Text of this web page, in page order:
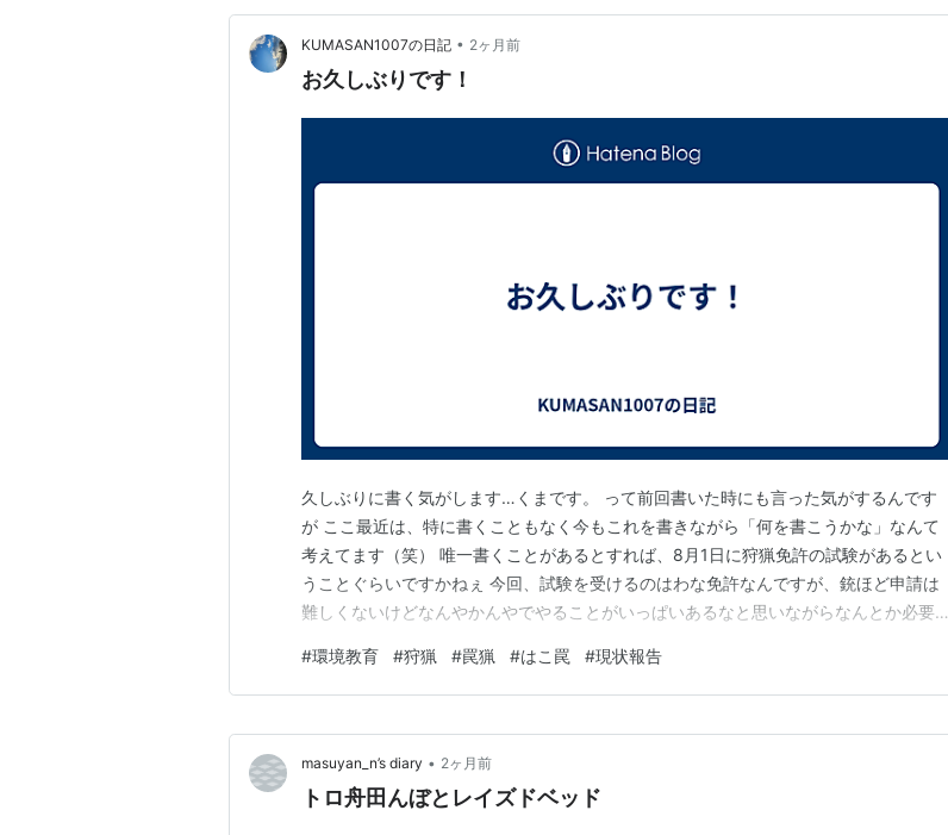
KUMASAN1007の日記 • 2ヶ月前
お久しぶりです！
久しぶりに書く気がします…くまです。 って前回書いた時にも言った気がするんです
が ここ最近は、特に書くこともなく今もこれを書きながら「何を書こうかな」なんて
考えてます（笑） 唯一書くことがあるとすれば、8月1日に狩猟免許の試験があるとい
うことぐらいですかねぇ 今回、試験を受けるのはわな免許なんですが、銃ほど申請は
難しくないけどなんやかんやでやることがいっぱいあるなと思いながらなんとか必要書
あえず独学で勉強しつつ、近所の猟友会の人にわなを借りて組み立ての練習をしている
という感じで順調に準備を進めている感じです。 無事受…
#環境教育 #狩猟 #罠猟 #はこ罠 #現状報告
masuyan_n’s diary • 2ヶ月前
トロ舟田んぼとレイズドベッド